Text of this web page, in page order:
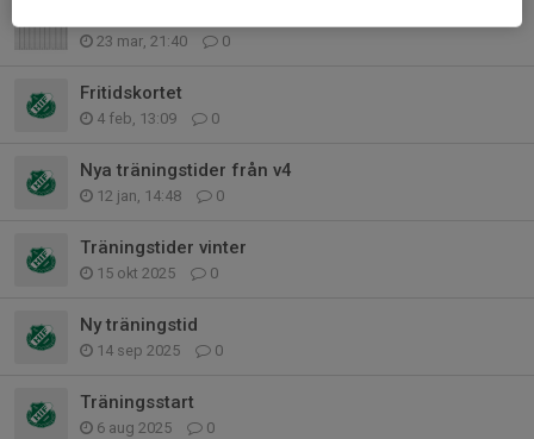
23 mar, 21:40 0
Fritidskortet
4 feb, 13:09 0
Nya träningstider från v4
12 jan, 14:48 0
Träningstider vinter
15 okt 2025 0
Ny träningstid
14 sep 2025 0
Träningsstart
6 aug 2025 0